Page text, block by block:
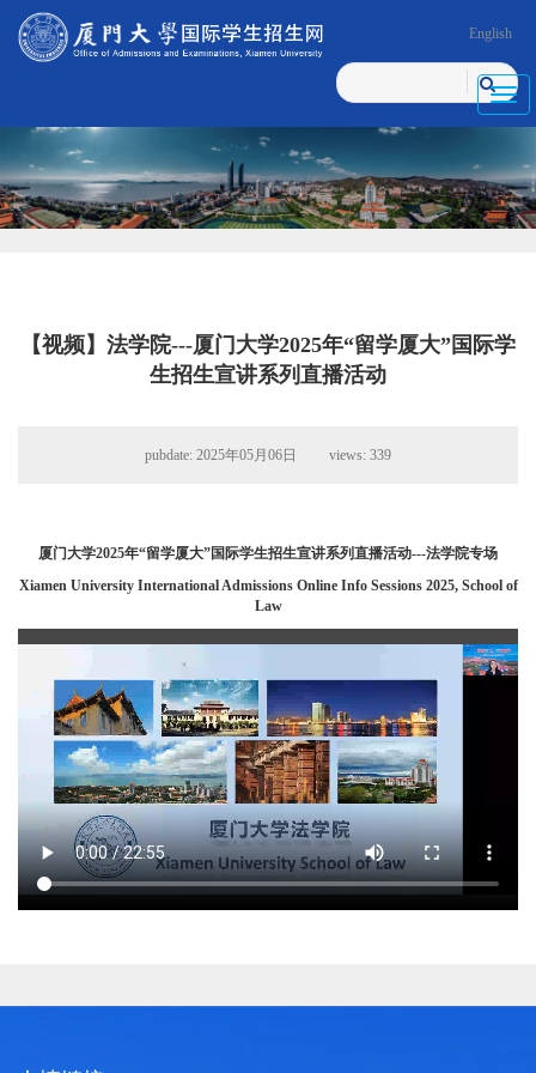
English
【视频】法学院---厦门大学2025年“留学厦大”国际学
生招生宣讲系列直播活动
pubdate: 2025年05月06日 views: 339
厦门大学2025年“留学厦大”国际学生招生宣讲系列直播活动---法学院专场
Xiamen University International Admissions Online Info Sessions 2025, School of
Law